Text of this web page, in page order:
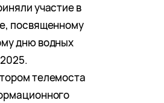
участие в
посвященному
дню водных
телемоста